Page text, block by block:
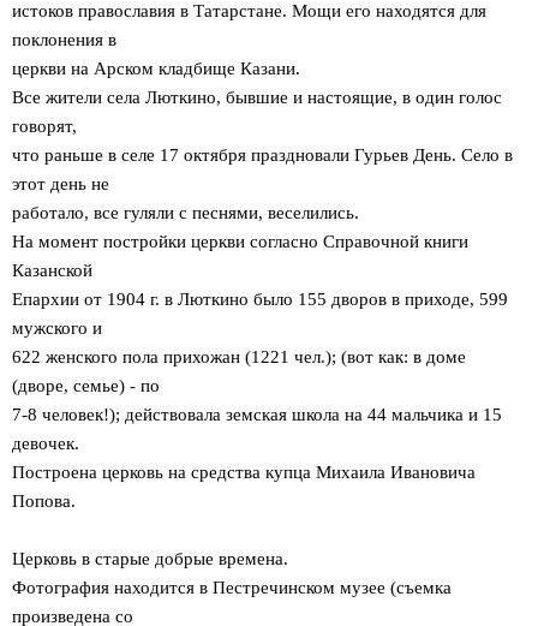
истоков православия в Татарстане. Мощи его находятся для
поклонения в
церкви на Арском кладбище Казани.
Все жители села Люткино, бывшие и настоящие, в один голос
говорят,
что раньше в селе 17 октября праздновали Гурьев День. Село в
этот день не
работало, все гуляли с песнями, веселились.
На момент постройки церкви согласно Справочной книги
Казанской
Епархии от 1904 г. в Люткино было 155 дворов в приходе, 599
мужского и
622 женского пола прихожан (1221 чел.); (вот как: в доме
(дворе, семье) - по
7-8 человек!); действовала земская школа на 44 мальчика и 15
девочек.
Построена церковь на средства купца Михаила Ивановича
Попова.
Церковь в старые добрые времена.
Фотография находится в Пестречинском музее (съемка
произведена со